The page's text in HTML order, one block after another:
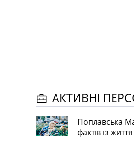
АКТИВНІ
Поплавська
фактів із життя